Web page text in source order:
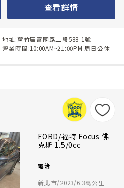
查看詳情
地址:蘆竹區富國路二段588-1號
營業時間:10:00AM~21:00PM 周日公休
FORD/福特 Focus 佛
克斯 1.5/0cc
電洽
新北市/2023/6.3萬公里